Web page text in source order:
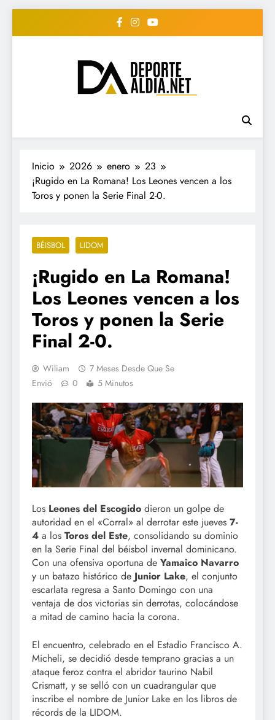
• DEPORTE AL DIA •
"Periodico Deportivo
Digital"
#deportealdiard #deportealdiaperiodico
Inicio 2026 enero
23
¡Rugido en La Romana! Los Leones vencen a los
Toros y ponen la Serie Final 2-0.
BÉISBOL LIDOM
¡Rugido en La Romana!
Los Leones vencen a los
Toros y ponen la Serie
Final 2-0.
Wiliam
7 Meses Desde Que Se
Envió
0 5 Minutos
Los Leones del Escogido dieron un golpe de
autoridad en el «Corral» al derrotar este jueves 7-
4 a los Toros del Este, consolidando su dominio
en la Serie Final del béisbol invernal dominicano.
Con una ofensiva oportuna de Yamaico Navarro
y un batazo histórico de Junior Lake, el conjunto
escarlata regresa a Santo Domingo con una
ventaja de dos victorias sin derrotas, colocándose
a mitad de camino hacia la corona.
El encuentro, celebrado en el Estadio Francisco A.
Micheli, se decidió desde temprano gracias a un
ataque feroz contra el abridor taurino Nabil
Crismatt, y se selló con un cuadrangular que
inscribe el nombre de Junior Lake en los libros de
récords de la LIDOM.